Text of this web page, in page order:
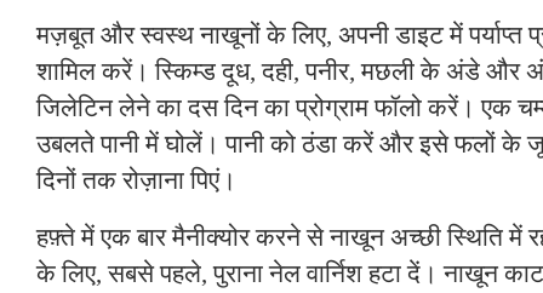
मज़बूत और स्वस्थ नाखूनों के लिए, अपनी डाइट में पर्याप्त
शामिल करें। स्किम्ड दूध, दही, पनीर, मछली के अंडे और
जिलेटिन लेने का दस दिन का प्रोग्राम फॉलो करें। एक
उबलते पानी में घोलें। पानी को ठंडा करें और इसे फलों के
दिनों तक रोज़ाना पिएं।
हफ़्ते में एक बार मैनीक्योर करने से नाखून अच्छी स्थिति में
के लिए, सबसे पहले, पुराना नेल वार्निश हटा दें। नाखून